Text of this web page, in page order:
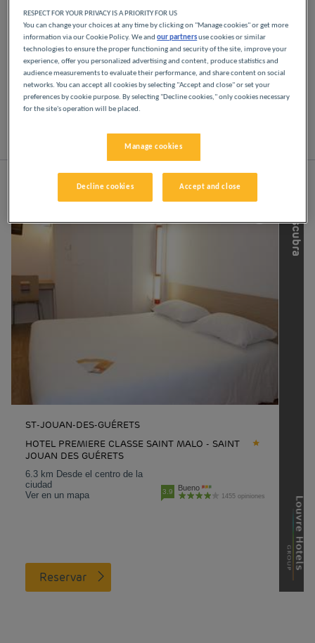
Disfrute de los hoteles Première Classe en Saint-
Malo. Descubrirá la experiencia Première Classe
desde el momento en que llegue: hoteles
asequibles, acogedores y cómodos. Espacios
luminosos y modernos. Todo lo que necesita para
disfrutar de un buen descanso nocturno a un
precio bajo.
Mapa
ST-JOUAN-DES-GUÉRETS
HOTEL PREMIERE CLASSE SAINT MALO - SAINT
JOUAN DES GUÉRETS
6.3 km Desde el centro de la
ciudad
Ver en un mapa
3.9 Bueno
1455 opiniones
Reservar
D
e
s
c
u
b
r
a
l
a
s
o
t
r
a
s
m
a
r
c
a
s
d
e
L
o
u
v
r
e
H
o
t
e
l
s
G
r
o
u
RESPECT FOR YOUR PRIVACY IS A PRIORITY FOR US
You can change your choices at any time by clicking on "Manage cookies" or get more
information via our Cookie Policy. We andour partnersuse cookies or similar
technologies to ensure the proper functioning and security of the site, improve your
experience, offer you personalized advertising and content, produce statistics and
audience measurements to evaluate their performance, and share content on social
networks. You can accept all cookies by selecting "Accept and close" or set your
preferences by cookie purpose. By selecting "Decline cookies," only cookies necessary
for the site's operation will be placed.
Manage cookies
Decline cookies Accept and close